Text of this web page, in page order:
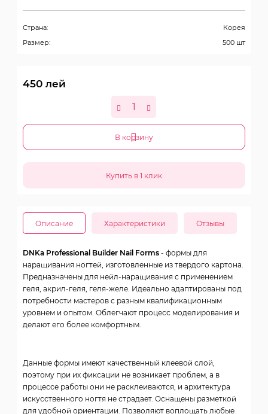
Страна:
Корея
Размер:
500 шт
450 лей
В корзину
Описание Характеристики Отзывы
DNKa Professional Builder Nail Forms - формы для
наращивания ногтей, изготовленные из твердого картона.
Предназначены для нейл-наращивания с применением
геля, акрил-геля, геля-желе. Идеально адаптированы под
потребности мастеров с разным квалификационным
уровнем и опытом. Облегчают процесс моделирования и
делают его более комфортным.
Данные формы имеют качественный клеевой слой,
поэтому при их фиксации не возникает проблем, а в
процессе работы они не расклеиваются, и архитектура
искусственного ногтя не страдает. Оснащены разметкой
для удобной ориентации. Позволяют воплощать любые